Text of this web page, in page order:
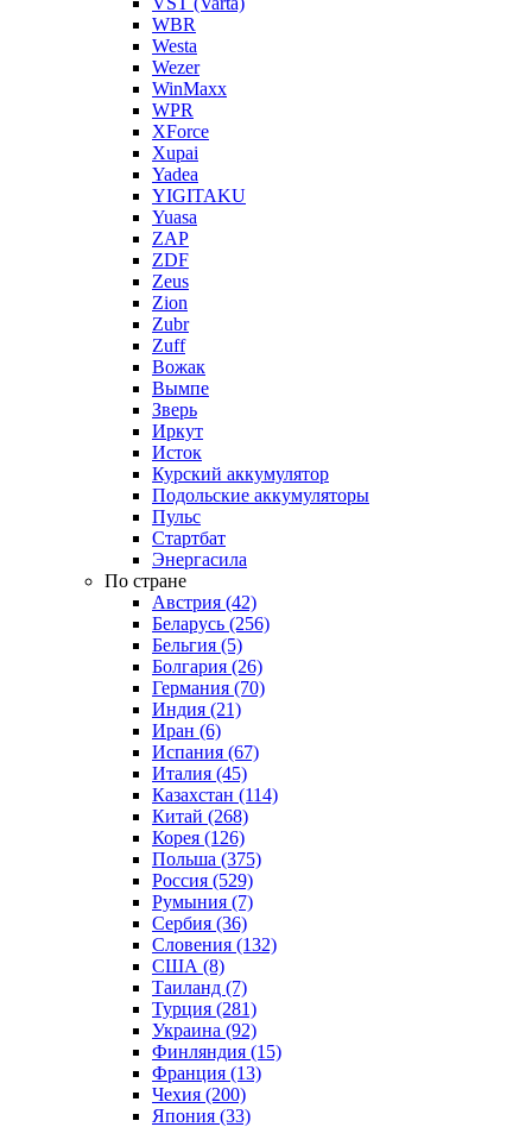
WBR
Westa
Wezer
WinMaxx
WPR
XForce
Xupai
Yadea
YIGITAKU
Yuasa
ZAP
ZDF
Zeus
Zion
Zubr
Zuff
Вожак
Вымпе
Зверь
Иркут
Исток
Курский аккумулятор
Подольские аккумуляторы
Пульс
Стартбат
Энергасила
По стране
Австрия (42)
Беларусь (256)
Бельгия (5)
Болгария (26)
Германия (70)
Индия (21)
Иран (6)
Испания (67)
Италия (45)
Казахстан (114)
Китай (268)
Корея (126)
Польша (375)
Россия (529)
Румыния (7)
Сербия (36)
Словения (132)
США (8)
Таиланд (7)
Турция (281)
Украина (92)
Финляндия (15)
Франция (13)
Чехия (200)
Япония (33)